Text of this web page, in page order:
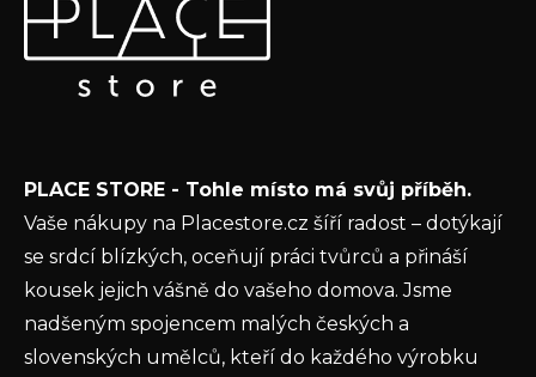
Vložte svůj e-mail a my vám budeme zasílat informace o
nových produktech na našem e-shopu.
ochrany osobních údajů
PŘIHLÁSIT SE
PLACE STORE - Tohle místo má svůj příběh.
Vaše nákupy na Placestore.cz šíří radost – dotýkají
se srdcí blízkých, oceňují práci tvůrců a přináší
kousek jejich vášně do vašeho domova. Jsme
nadšeným spojencem malých českých a
slovenských umělců, kteří do každého výrobku